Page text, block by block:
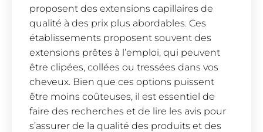
proposent des extensions capillaires de
qualité à des prix plus abordables. Ces
établissements proposent souvent des
extensions prêtes à l’emploi, qui peuvent
être clipées, collées ou tressées dans vos
cheveux. Bien que ces options puissent
être moins coûteuses, il est essentiel de
faire des recherches et de lire les avis pour
s’assurer de la qualité des produits et des